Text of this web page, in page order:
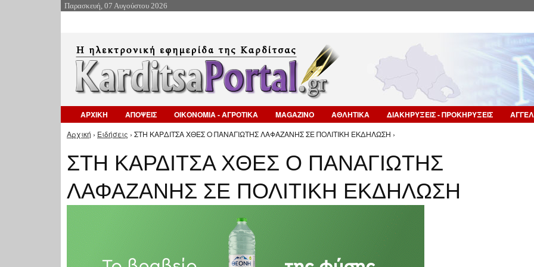
Παρασκευή, 07 Αυγούστου 2026
ΑΡΧΙΚΗ ΑΠΟΨΕΙΣ ΟΙΚΟΝΟΜΙΑ - ΑΓΡΟΤΙΚΑ MAGAZINO ΑΘΛΗΤΙΚΑ ΔΙΑΚΗΡΥΞΕΙΣ - ΠΡΟΚΗΡΥΞΕΙΣ
Είστε εδώ
Αρχική › Ειδήσεις › ΣΤΗ ΚΑΡΔΙΤΣΑ ΧΘΕΣ Ο ΠΑΝΑΓΙΩΤΗΣ ΛΑΦΑΖΑΝΗΣ ΣΕ ΠΟΛΙΤΙΚΗ ΕΚΔΗΛΩΣΗ ›
ΣΤΗ ΚΑΡΔΙΤΣΑ ΧΘΕΣ Ο ΠΑΝΑΓΙΩΤΗΣ
ΛΑΦΑΖΑΝΗΣ ΣΕ ΠΟΛΙΤΙΚΗ ΕΚΔΗΛΩΣΗ